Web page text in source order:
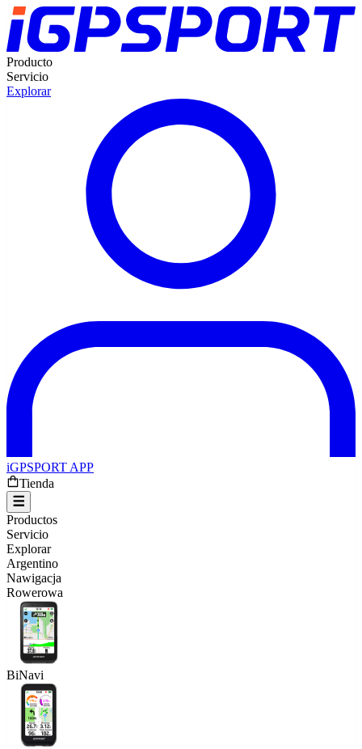
Producto
Servicio
Explorar
iGPSPORT APP
Tienda
Productos
Servicio
Explorar
Argentino
Nawigacja
Rowerowa
BiNavi